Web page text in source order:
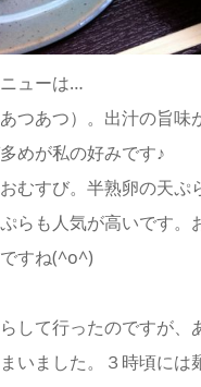
ューは…
つあつ）。出汁の旨味
めが私の好みです♪
むすび。半熟卵の天ぷ
らも人気が高いです。
すね(^o^)
して行ったのですが、
いました。３時頃には